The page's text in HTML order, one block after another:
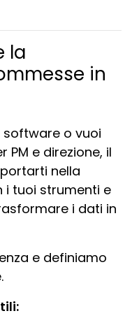
la
in
software o vuoi
e direzione, il
nella
i tuoi strumenti e
i dati in
e definiamo